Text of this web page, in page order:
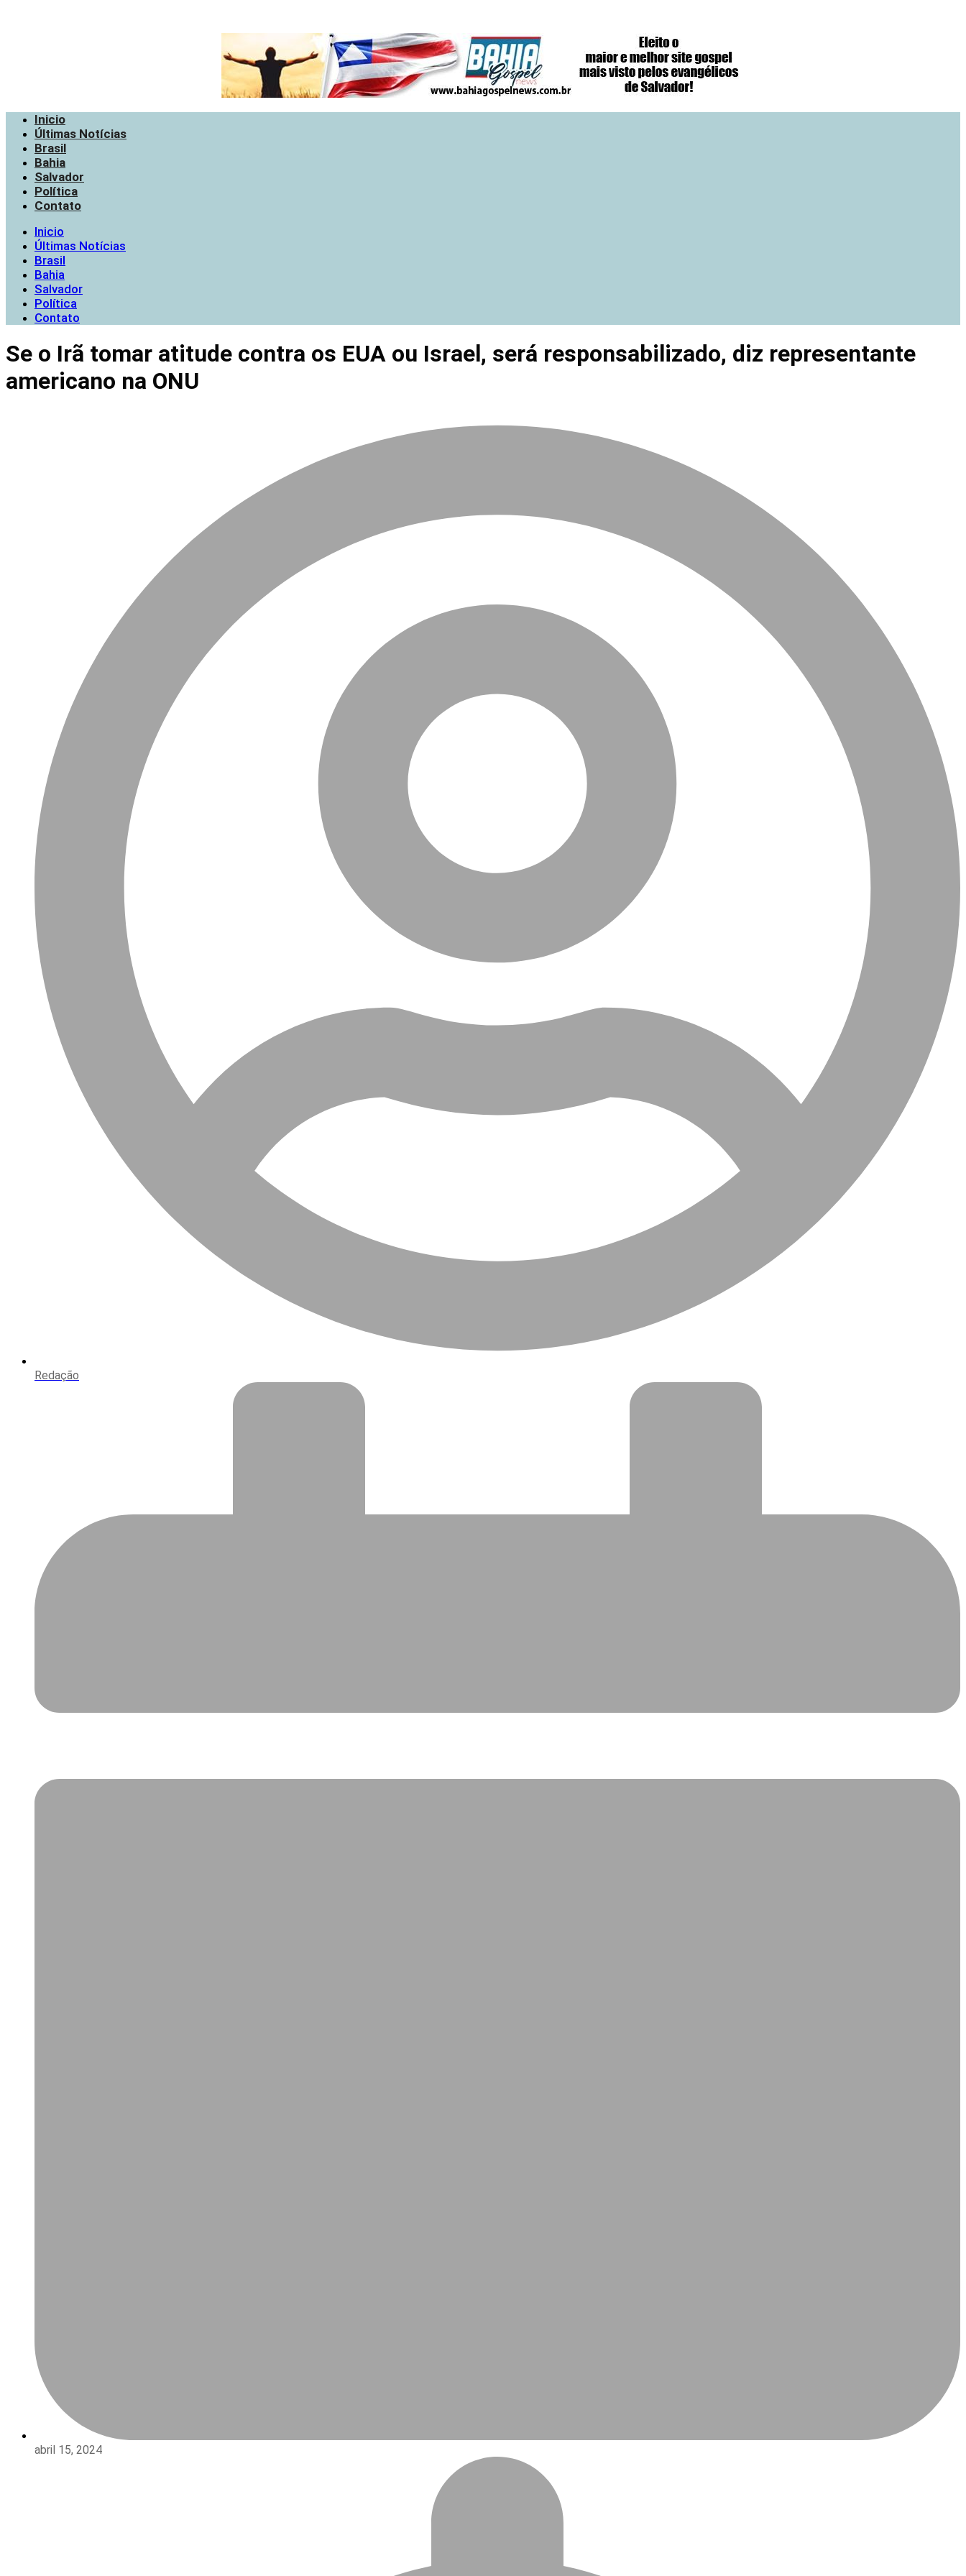
Inicio
Últimas Notícias
Brasil
Bahia
Salvador
Política
Contato
Inicio
Últimas Notícias
Brasil
Bahia
Salvador
Política
Contato
Se o Irã tomar atitude contra os EUA ou Israel, será responsabilizado, diz representante
americano na ONU
Redação
abril 15, 2024